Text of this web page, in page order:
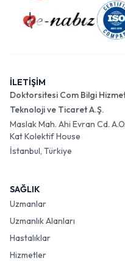
İLETİŞİM
Doktorsitesi Com Bilgi
Teknoloji ve Ticaret A.Ş.
Maslak Mah. Ahi Evran Cd.
Kat Kolektif House
İstanbul, Türkiye
SAĞLIK
Uzmanlar
Uzmanlık Alanları
Hastalıklar
Hizmetler